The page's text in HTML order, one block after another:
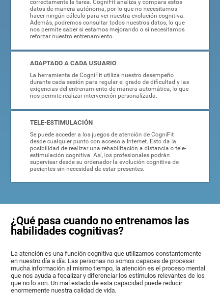
correctamente la tarea. CogniFit analiza y compara estos
datos de manera autónoma, por lo que no necesitamos
hacer ningún cálculo para ver nuestra evolución cognitiva.
Además, podremos consultar todos nuestros datos, lo que
nos permite saber si estamos mejorando o si necesitamos
reforzar nuestro entrenamiento.
ADAPTADO A CADA USUARIO
La herramienta de CogniFit utiliza nuestro desempeño
durante cada sesión para regular el grado de dificultad y las
exigencias del entrenamiento de manera automática, lo que
nos permite realizar intervención personalizada.
TELE-ESTIMULACIÓN
Se puede acceder a los juegos de atención de CogniFit
desde cualquier punto con acceso a Internet. Esto da la
posibilidad de realizar una rehabilitación a distancia o tele-
estimulación cognitiva. Así, los profesionales podrán
supervisar desde su ordenador la evolución cognitiva de
pacientes sin necesidad de estar presentes.
¿Qué pasa cuando no entrenamos las
habilidades cognitivas?
La atención es una función cognitiva que utilizamos constantemente
en nuestro día a día. Las personas no somos capaces de procesar
mucha información al mismo tiempo, la atención es el proceso mental
que nos ayuda a focalizar y diferenciar los estímulos relevantes de los
que no lo son. Un mal estado de esta capacidad puede reducir
enormemente nuestra calidad de vida.